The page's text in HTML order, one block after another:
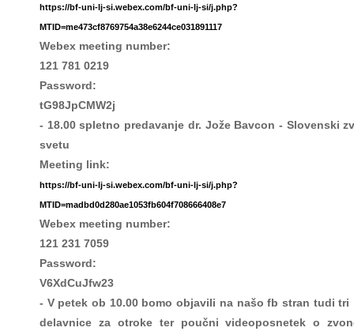
https://bf-uni-lj-si.webex.com/bf-uni-lj-si/j.php?
MTID=me473cf8769754a38e6244ce031891117
Webex meeting number:
121 781 0219
Password:
tG98JpCMW2j
- 18.00 spletno predavanje dr. Jože Bavcon - Slovenski
svetu
Meeting link:
https://bf-uni-lj-si.webex.com/bf-uni-lj-si/j.php?
MTID=madbd0d280ae1053fb604f708666408e7
Webex meeting number:
121 231 7059
Password:
V6XdCuJfw23
- V petek ob 10.00 bomo objavili na našo fb stran tudi tri
delavnice za otroke ter poučni videoposnetek o